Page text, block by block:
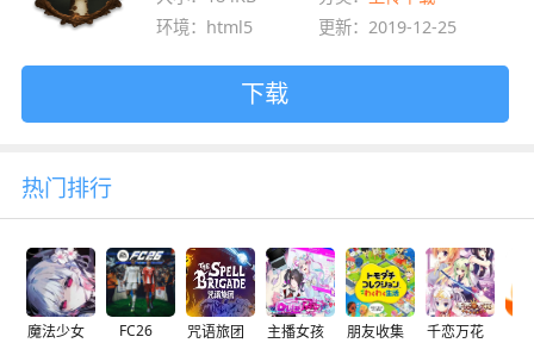
环境：html5
更新：2019-12-25
下载
热门排行
魔法少女 FC26 咒语旅团 主播女孩 朋友收集 千恋万花